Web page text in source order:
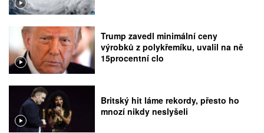
Trump zavedl minimální ceny
výrobků z polykřemíku, uvalil na ně
15procentní clo
Britský hit láme rekordy, přesto ho
mnozí nikdy neslyšeli